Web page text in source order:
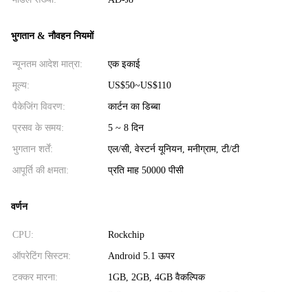
भुगतान & नौवहन नियमों
न्यूनतम आदेश मात्रा: एक इकाई
मूल्य: US$50~US$110
पैकेजिंग विवरण: कार्टन का डिब्बा
प्रसव के समय: 5 ~ 8 दिन
भुगतान शर्तें: एल/सी, वेस्टर्न यूनियन, मनीग्राम, टी/टी
आपूर्ति की क्षमता: प्रति माह 50000 पीसी
वर्णन
CPU: Rockchip
ऑपरेटिंग सिस्टम: Android 5.1 ऊपर
टक्कर मारना: 1GB, 2GB, 4GB वैकल्पिक